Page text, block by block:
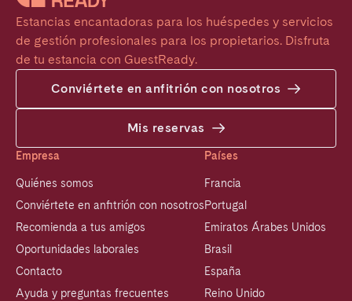
Estancias encantadoras para los huéspedes y servicios
de gestión profesionales para los propietarios. Disfruta
de tu estancia con GuestReady.
Conviértete en anfitrión con nosotros
Mis reservas
Empresa
Quiénes somos
Conviértete en anfitrión con nosotros
Recomienda a tus amigos
Oportunidades laborales
Contacto
Ayuda y preguntas frecuentes
Países
Francia
Portugal
Emiratos Árabes Unidos
Brasil
España
Reino Unido